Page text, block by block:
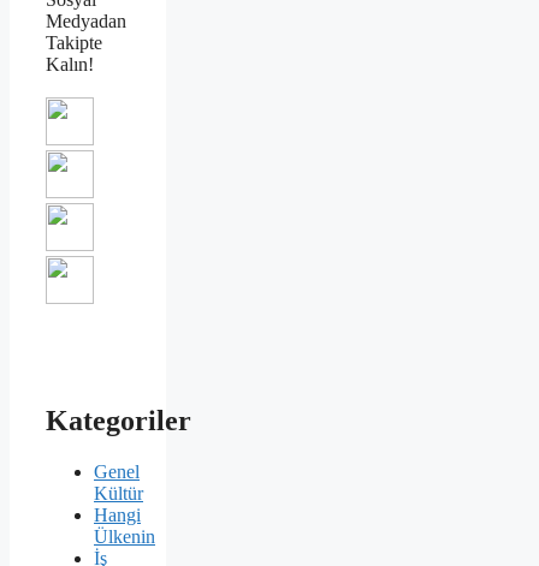
Medyadan
Takipte
Kalın!
Kategoriler
Genel
Kültür
Hangi
Ülkenin
İş